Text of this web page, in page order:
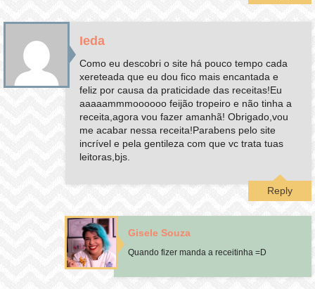
Ieda
Como eu descobri o site há pouco tempo cada
xereteada que eu dou fico mais encantada e
feliz por causa da praticidade das receitas!Eu
aaaaammmoooooo feijão tropeiro e não tinha a
receita,agora vou fazer amanhã! Obrigado,vou
me acabar nessa receita!Parabens pelo site
incrível e pela gentileza com que vc trata tuas
leitoras,bjs.
Reply
Gisele Souza
Quando fizer manda a receitinha =D